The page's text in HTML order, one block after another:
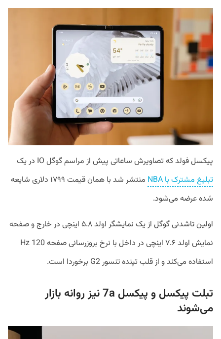
پیکسل فولد که تصاویرش ساعاتی پیش از مراسم گوگل IO در یک
تبلیغ مشترک با NBA
منتشر شد با همان قیمت ۱۷۹۹ دلاری شایعه
شده عرضه می‌شود.
اولین تاشدنی گوگل از یک نمایشگر اولد ۵.۸ اینچی در خارج و صفحه
نمایش اولد ۷.۶ اینچی در داخل با نرخ بروزرسانی صفحه 120 Hz
استفاده می‌کند و از قلب تپنده تنسور G2 برخوردا است.
تبلت پیکسل و پیکسل 7a نیز روانه بازار
می‌شوند